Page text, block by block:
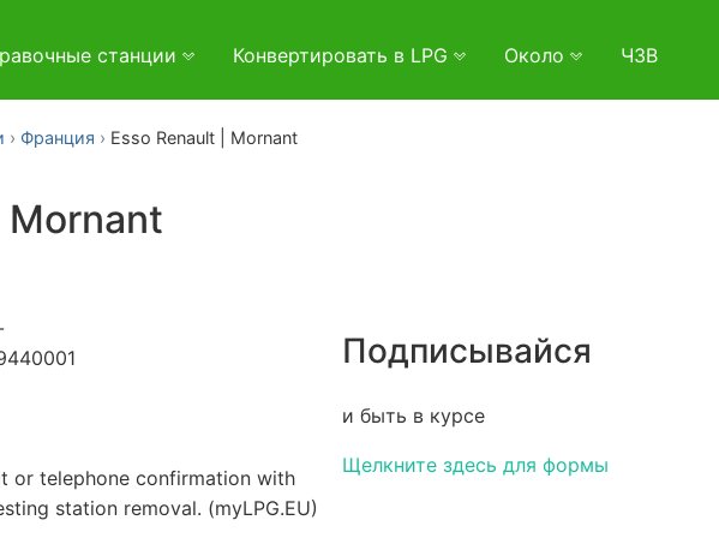
станции Конвертировать в LPG Около ЧЗВ
Франция Esso Renault | Mornant
Mornant
or telephone confirmation with
station removal. (myLPG.EU)
Подписывайся
и быть в курсе
Щелкните здесь для формы